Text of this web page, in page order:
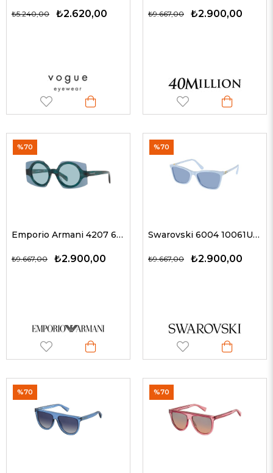
₺2.620,00
₺5.240,00 ₺2.900,00
₺9.667,00
Emporio Armani 4207 603180 46 Kadın Güneş Gözlükleri
₺2.900,00
₺9.667,00
%70
Swarovski 6004 10061U 55 G Kadın Güneş Gözlükleri
₺2.900,00
₺9.667,00
%70
%70 %70